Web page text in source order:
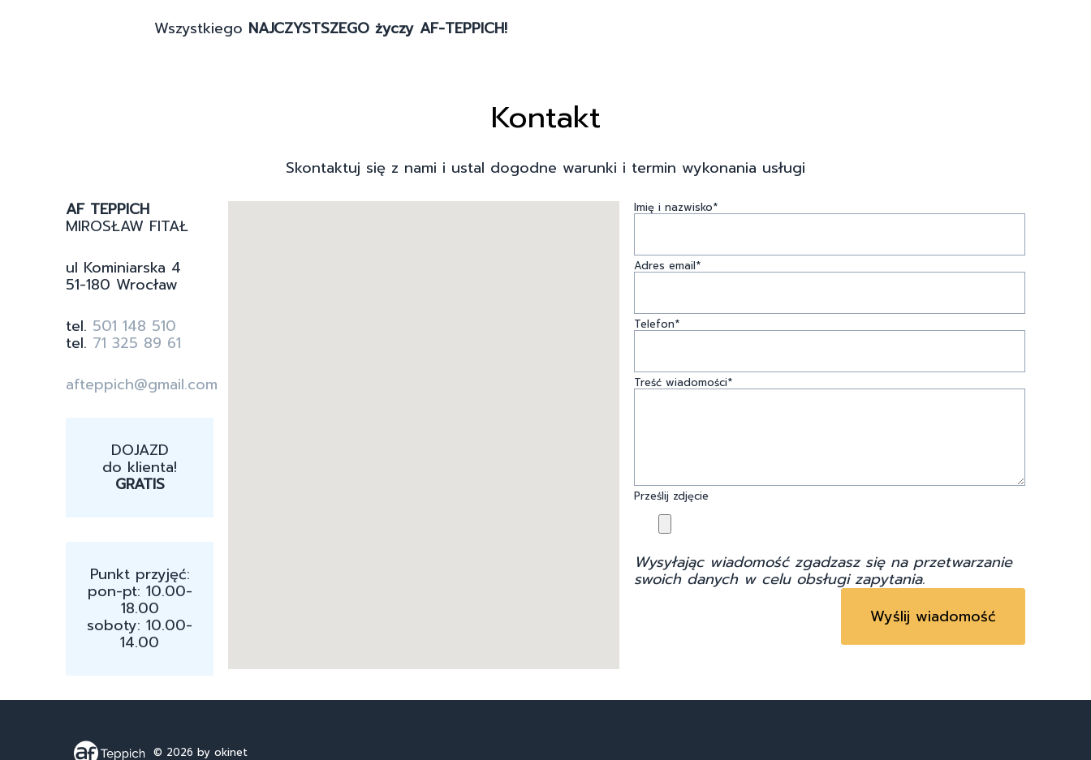
Wszystkiego NAJCZYSTSZEGO życzy AF-TEPPICH!
Kontakt
Skontaktuj się z nami i ustal dogodne warunki i termin wykonania usługi
AF TEPPICH
MIROSŁAW FITAŁ
ul Kominiarska 4
51-180 Wrocław
tel. 501 148 510
tel. 71 325 89 61
afteppich@gmail.com
DOJAZD
do klienta!
GRATIS
Punkt przyjęć:
pon-pt: 10.00-
18.00
soboty: 10.00-
14.00
Imię i nazwisko*
Adres email*
Telefon*
Treść wiadomości*
Prześlij zdjęcie
Wysyłając wiadomość zgadzasz się na przetwarzanie
swoich danych w celu obsługi zapytania.
© 2026 by okinet